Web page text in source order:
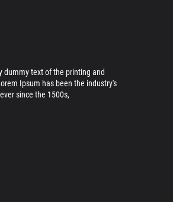
dummy text of the printing and
Ipsum has been the industry's
since the 1500s,